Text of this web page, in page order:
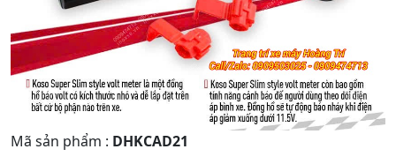
Mã sản phẩm : DHKCAD21